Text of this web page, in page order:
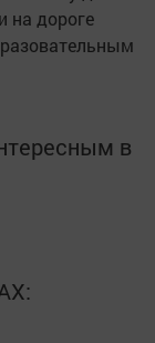
на дороге
в